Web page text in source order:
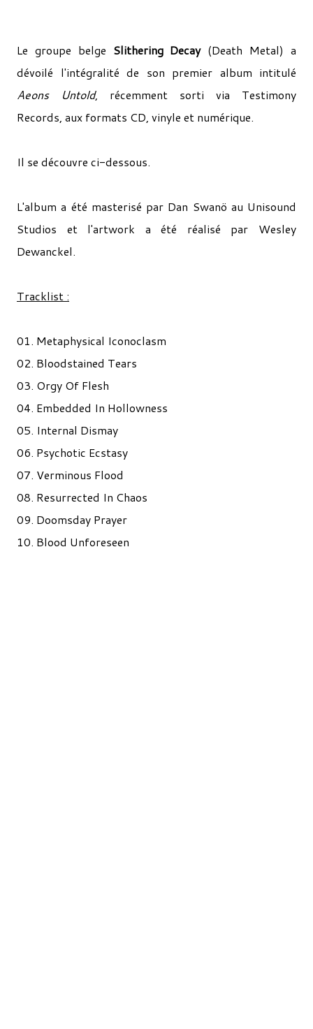
Le groupe belge Slithering Decay(Death Metal) a
dévoilé l'intégralité de son premier album intitulé
Aeons Untold, récemment sorti via Testimony
Records, aux formats CD, vinyle et numérique.
Il se découvre ci-dessous.
L'album a été masterisé par Dan Swanö au Unisound
Studios et l'artwork a été réalisé par Wesley
Dewanckel.
Tracklist :
01. Metaphysical Iconoclasm
02. Bloodstained Tears
03. Orgy Of Flesh
04. Embedded In Hollowness
05. Internal Dismay
06. Psychotic Ecstasy
07. Verminous Flood
08. Resurrected In Chaos
09. Doomsday Prayer
10. Blood Unforeseen